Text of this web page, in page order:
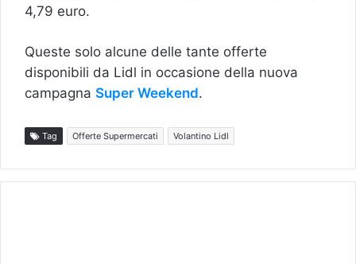
4,79 euro.
Queste solo alcune delle tante offerte
disponibili da Lidl in occasione della nuova
campagna Super Weekend.
Tag Offerte Supermercati Volantino Lidl